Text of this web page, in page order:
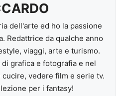
dell'arte ed ho la passione
Redattrice da qualche anno
viaggi, arte e turismo.
di grafica e fotografia e nel
vedere film e serie tv.
per i fantasy!